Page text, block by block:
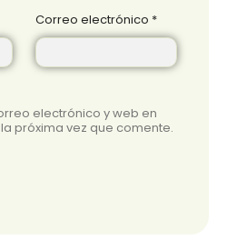
Correo electrónico *
electrónico y web en
próxima vez que comente.